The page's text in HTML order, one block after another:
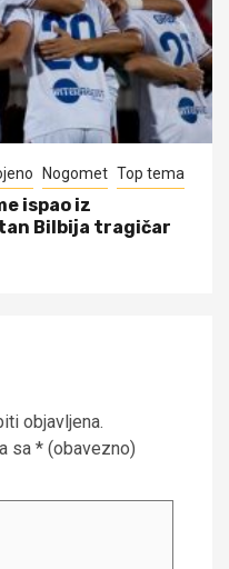
Nogomet Top tema
ispao iz
Bilbija tragičar
objavljena.
sa * (obavezno)